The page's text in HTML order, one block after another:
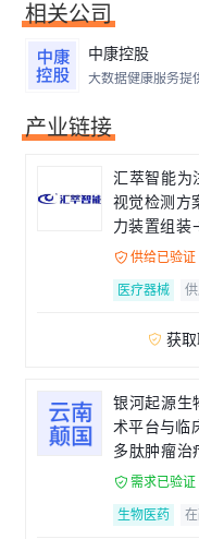
相关公司
中康控股
大数据健康服务提
产业链接
汇萃智能为
视觉检测方
力装置组装
流程
 供给已验证
医疗器械
 获
银河起源生
术平台与临床转化
多肽肿瘤治
者
 需求已验证
生物医药